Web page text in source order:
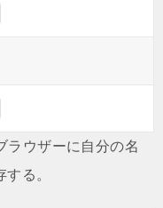
ラウザーに自分の名
る。